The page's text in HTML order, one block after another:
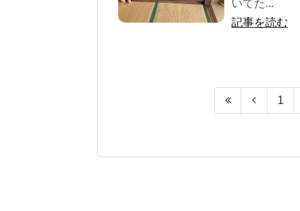
いてた...
記事を読む
1